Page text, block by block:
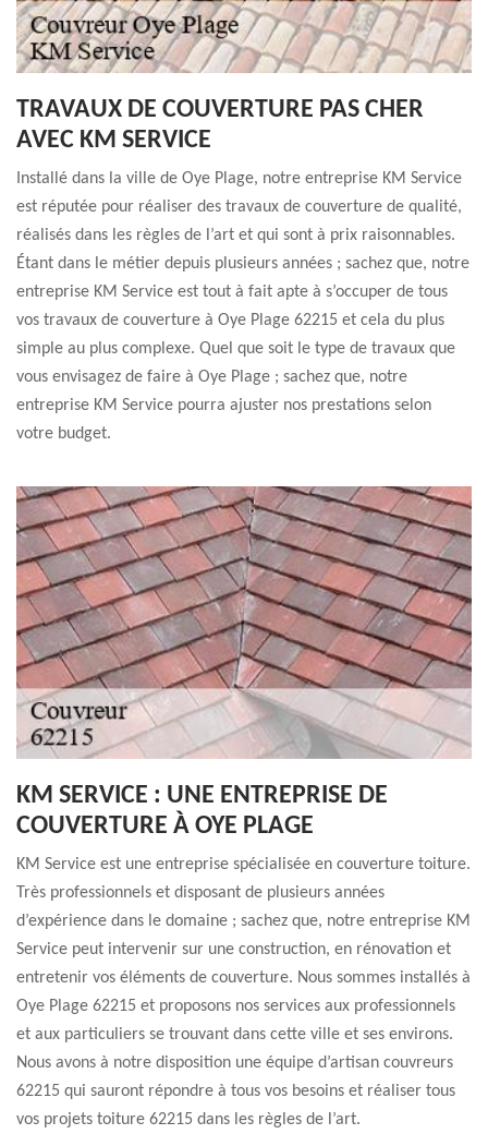
TRAVAUX DE COUVERTURE PAS CHER
AVEC KM SERVICE
Installé dans la ville de Oye Plage, notre entreprise KM Service
est réputée pour réaliser des travaux de couverture de qualité,
réalisés dans les règles de l’art et qui sont à prix raisonnables.
Étant dans le métier depuis plusieurs années ; sachez que, notre
entreprise KM Service est tout à fait apte à s’occuper de tous
vos travaux de couverture à Oye Plage 62215 et cela du plus
simple au plus complexe. Quel que soit le type de travaux que
vous envisagez de faire à Oye Plage ; sachez que, notre
entreprise KM Service pourra ajuster nos prestations selon
votre budget.
KM SERVICE : UNE ENTREPRISE DE
COUVERTURE À OYE PLAGE
KM Service est une entreprise spécialisée en couverture toiture.
Très professionnels et disposant de plusieurs années
d’expérience dans le domaine ; sachez que, notre entreprise KM
Service peut intervenir sur une construction, en rénovation et
entretenir vos éléments de couverture. Nous sommes installés à
Oye Plage 62215 et proposons nos services aux professionnels
et aux particuliers se trouvant dans cette ville et ses environs.
Nous avons à notre disposition une équipe d’artisan couvreurs
62215 qui sauront répondre à tous vos besoins et réaliser tous
vos projets toiture 62215 dans les règles de l’art.